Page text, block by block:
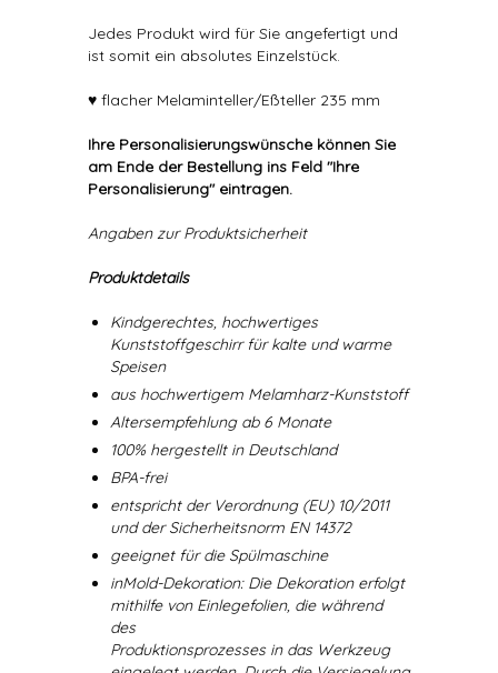
Jedes Produkt wird für Sie angefertigt und
ist somit ein absolutes Einzelstück.
♥ flacher Melaminteller/Eßteller 235 mm
Ihre Personalisierungswünsche können Sie
am Ende der Bestellung ins Feld "Ihre
Personalisierung" eintragen.
Angaben zur Produktsicherheit
Produktdetails
Kindgerechtes, hochwertiges
Kunststoffgeschirr für kalte und warme
Speisen
aus hochwertigem Melamharz-Kunststoff
Altersempfehlung ab 6 Monate
100% hergestellt in Deutschland
BPA-frei
entspricht der Verordnung (EU) 10/2011
und der Sicherheitsnorm EN 14372
geeignet für die Spülmaschine
inMold-Dekoration: Die Dekoration erfolgt
mithilfe von Einlegefolien, die während
des
Produktionsprozesses in das Werkzeug